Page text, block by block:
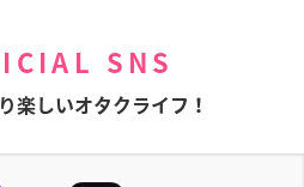
SNS
楽しいオタクライフ！